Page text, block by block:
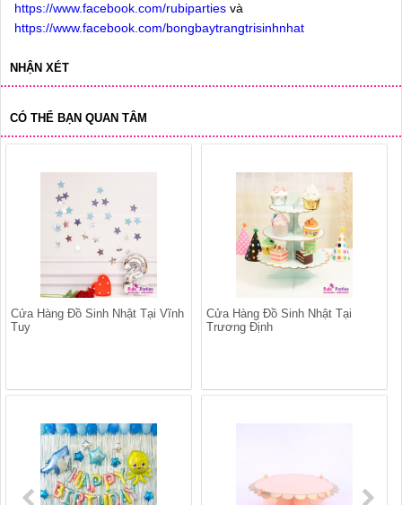
https://www.facebook.com/rubiparties và
https://www.facebook.com/bongbaytrangtrisinhnhat
NHẬN XÉT
CÓ THỂ BẠN QUAN TÂM
Cửa Hàng Đồ Sinh Nhật Tại Vĩnh
Tuy
Cửa Hàng Đồ Sinh Nhật Tại
Trương Định